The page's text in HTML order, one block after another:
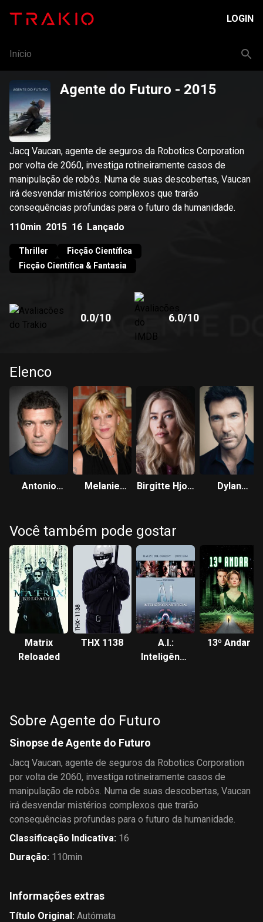
LOGIN
Início
Agente do Futuro - 2015
Jacq Vaucan, agente de seguros da Robotics Corporation
por volta de 2060, investiga rotineiramente casos de
manipulação de robôs. Numa de suas descobertas, Vaucan
irá desvendar mistérios complexos que trarão
consequências profundas para o futuro da humanidade.
110min 2015 16 Lançado
Thriller
Ficção Científica
Ficção Científica & Fantasia
0.0/10 6.0/10
Elenco
Antonio
Melanie
Birgitte Hjort
Dylan
Você também pode gostar
Matrix
Reloaded
THX 1138
A.I.:
Inteligência
13º Andar
Sobre Agente do Futuro
Sinopse de Agente do Futuro
Jacq Vaucan, agente de seguros da Robotics Corporation
por volta de 2060, investiga rotineiramente casos de
manipulação de robôs. Numa de suas descobertas, Vaucan
irá desvendar mistérios complexos que trarão
consequências profundas para o futuro da humanidade.
Classificação Indicativa: 16
Duração: 110min
Informações extras
Título Original: Autómata